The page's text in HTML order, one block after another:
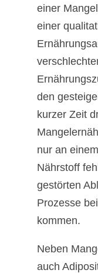
einer
einer
den
kurzer Zeit
nur an
Nährstoff
gestörten
Prozesse
kommen.
Neben
auch